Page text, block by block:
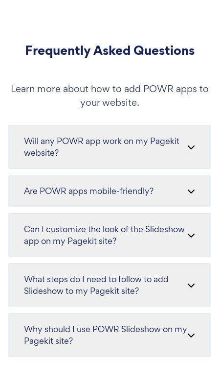
Frequently Asked Questions
Learn more about how to add POWR apps to
your website.
Will any POWR app work on my Pagekit
website?
Are POWR apps mobile-friendly?
Can I customize the look of the Slideshow
app on my Pagekit site?
What steps do I need to follow to add
Slideshow to my Pagekit site?
Why should I use POWR Slideshow on my
Pagekit site?